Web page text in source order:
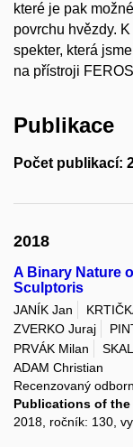
které je pak
povrchu hvězdy.
spekter, která
na přístroji
Publikace
Počet publikací:
2018
A Binary Nature
Sculptoris
JANÍK Jan
ZVERKO Juraj
PRVÁK Milan
ADAM Christian
Recenzovaný
Publications of
2018, ročník: 130,